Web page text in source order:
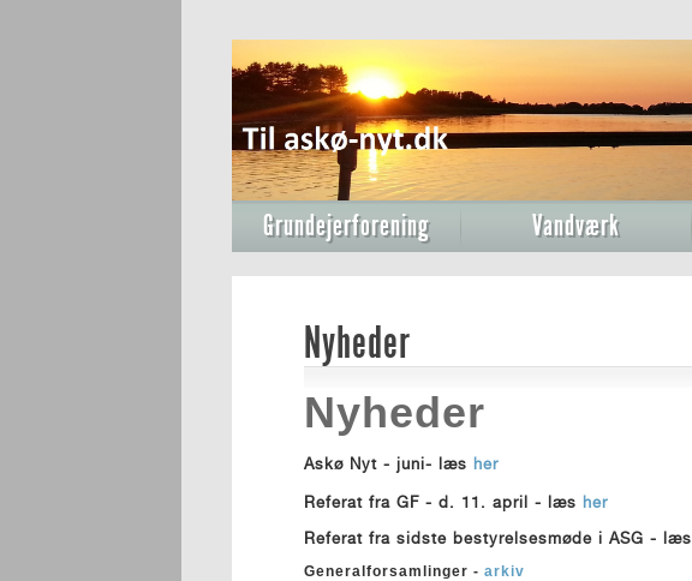
Grundejerforening Vandværk
Nyheder
Nyheder
Askø Nyt - juni- læs her
Referat fra GF - d. 11. april - læs her
Referat fra sidste bestyrelsesmøde i ASG - læs
Generalforsamlinger - arkiv